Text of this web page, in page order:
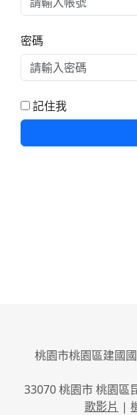
密碼
記住我
桃園市桃園區建國
33070 桃園市 桃園區
歌影片 |